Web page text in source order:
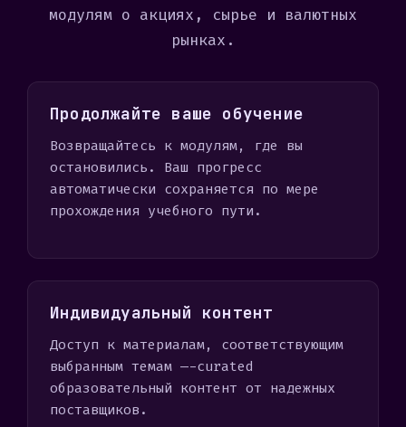
модулям о акциях, сырье и валютных
рынках.
Продолжайте ваше обучение
Возвращайтесь к модулям, где вы
остановились. Ваш прогресс
автоматически сохраняется по мере
прохождения учебного пути.
Индивидуальный контент
Доступ к материалам, соответствующим
выбранным темам —-curated
образовательный контент от надежных
поставщиков.